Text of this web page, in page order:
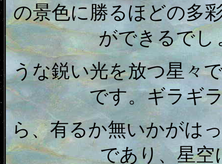
の景色に勝るほどの多
ができるでし
うな鋭い光を放つ星々
です。ギラギ
ら、有るか無いかがは
であり、星空